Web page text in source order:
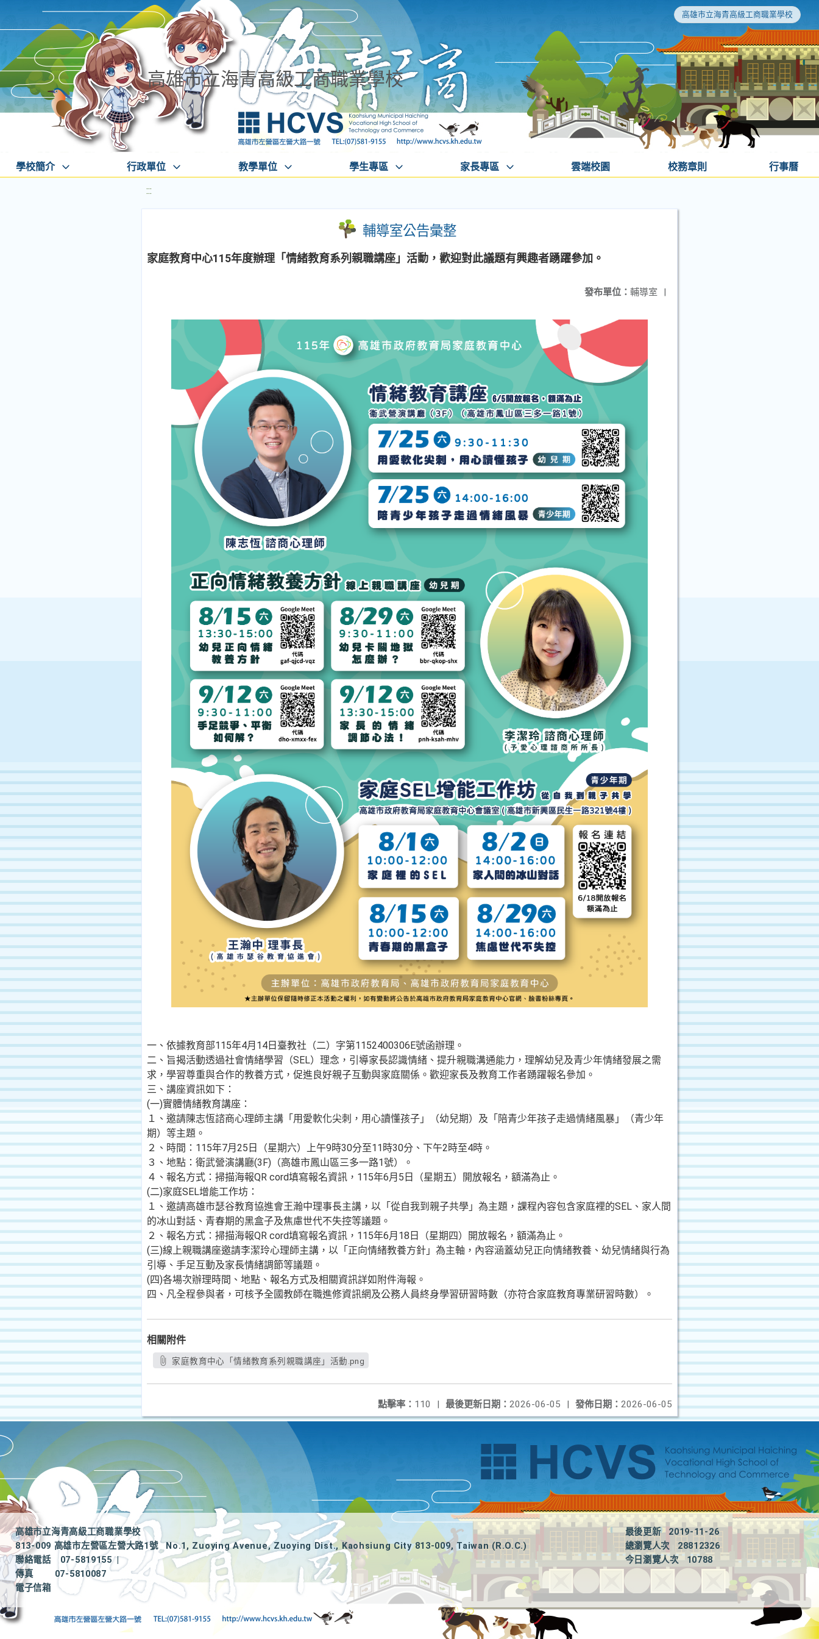
高雄市立海青高級工商職業學校
高雄市立海青高級工商職業學校
學校簡介 行政單位 教學單位 學生專區 家長專區 雲端校園 校務章則 行事曆
:::
輔導室公告彙整
家庭教育中心115年度辦理「情緒教育系列親職講座」活動，歡迎對此議題有興趣者踴躍參加。
發布單位： 輔導室 |
一、依據教育部115年4月14日臺教社（二）字第1152400306E號函辦理。
二、旨揭活動透過社會情緒學習（SEL）理念，引導家長認識情緒、提升親職溝通能力，理解幼兒及青少年情緒發展之需
求，學習尊重與合作的教養方式，促進良好親子互動與家庭關係。歡迎家長及教育工作者踴躍報名參加。
三、講座資訊如下：
(一)實體情緒教育講座：
１、邀請陳志恆諮商心理師主講「用愛軟化尖刺，用心讀懂孩子」（幼兒期）及「陪青少年孩子走過情緒風暴」（青少年
期）等主題。
２、時間：115年7月25日（星期六）上午9時30分至11時30分、下午2時至4時。
３、地點：衛武營演講廳(3F)（高雄市鳳山區三多一路1號）。
４、報名方式：掃描海報QR cord填寫報名資訊，115年6月5日（星期五）開放報名，額滿為止。
(二)家庭SEL增能工作坊：
１、邀請高雄市瑟谷教育協進會王瀚中理事長主講，以「從自我到親子共學」為主題，課程內容包含家庭裡的SEL、家人間
的冰山對話、青春期的黑盒子及焦慮世代不失控等議題。
２、報名方式：掃描海報QR cord填寫報名資訊，115年6月18日（星期四）開放報名，額滿為止。
(三)線上親職講座邀請李潔玲心理師主講，以「正向情緒教養方針」為主軸，內容涵蓋幼兒正向情緒教養、幼兒情緒與行為
引導、手足互動及家長情緒調節等議題。
(四)各場次辦理時間、地點、報名方式及相關資訊詳如附件海報。
四、凡全程參與者，可核予全國教師在職進修資訊網及公務人員終身學習研習時數（亦符合家庭教育專業研習時數）。
相關附件
家庭教育中心「情緒教育系列親職講座」活動.png
發佈日期： 2026-06-05
最後更新日期： 2026-06-05 |
點擊率： 110 |
高雄市立海青高級工商職業學校
813-009 高雄市左營區左營大路1號
No.1, Zuoying Avenue, Zuoying Dist., Kaohsiung City 813-009, Taiwan (R.O.C.)
聯絡電話
07-5819155
|
傳真
07-5810087
電子信箱
最後更新
2019-11-26
總瀏覽人次
28812326
今日瀏覽人次
10788